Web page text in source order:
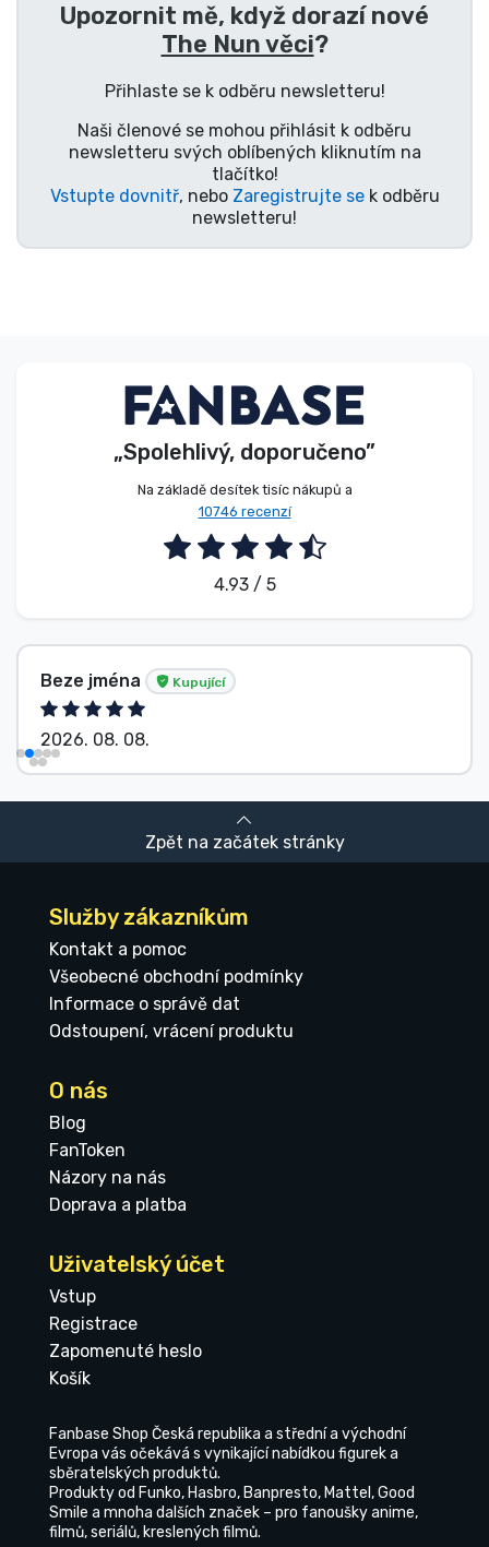
Upozornit mě, když dorazí nové
The Nun věci?
Přihlaste se k odběru newsletteru!
Naši členové se mohou přihlásit k odběru
newsletteru svých oblíbených kliknutím na
tlačítko!
Vstupte dovnitř, nebo Zaregistrujte sek odběru
newsletteru!
„Spolehlivý, doporučeno”
Na základě desítek tisíc nákupů a
10746 recenzí
4.93 / 5
Beze jména Kupující
2026. 08. 08.
Zpět na začátek stránky
Služby zákazníkům
Kontakt a pomoc
Všeobecné obchodní podmínky
Informace o správě dat
Odstoupení, vrácení produktu
O nás
Blog
FanToken
Názory na nás
Doprava a platba
Uživatelský účet
Vstup
Registrace
Zapomenuté heslo
Košík
Fanbase Shop Česká republika a střední a východní
Evropa vás očekává s vynikající nabídkou figurek a
sběratelských produktů.
Produkty od Funko, Hasbro, Banpresto, Mattel, Good
Smile a mnoha dalších značek – pro fanoušky anime,
filmů, seriálů, kreslených filmů.
Hudební věci